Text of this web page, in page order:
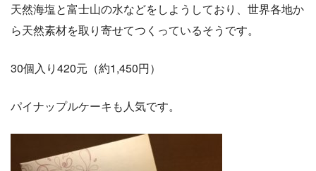
天然海塩と富士山の水などをしようしており、世界各地か
ら天然素材を取り寄せてつくっているそうです。
30個入り420元（約1,450円）
パイナップルケーキも人気です。